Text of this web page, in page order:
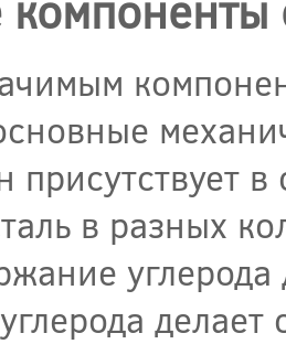
присутствует
в разных
делает